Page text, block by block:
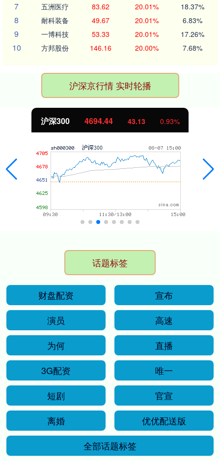
7 五洲医疗 83.62 20.01% 18.37%
8 耐科装备 49.67 20.01% 6.83%
9 一博科技 53.33 20.01% 17.26%
10 方邦股份 146.16 20.00% 7.68%
沪深京行情 实时轮播
沪深300 4694.44 43.13 0.93%
话题标签
财盘配资
宣布
演员
高速
为何
直播
3G配资
唯一
短剧
官宣
离婚
优优配送版
全部话题标签